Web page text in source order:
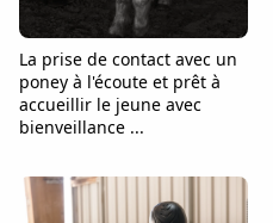
La prise de contact avec un
poney à l'écoute et prêt à
accueillir le jeune avec
bienveillance ...